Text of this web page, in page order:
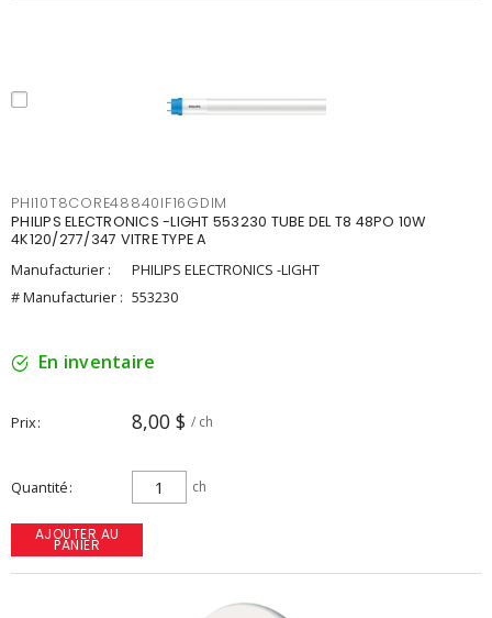
PHI10T8CORE48840IF16GDIM
PHILIPS ELECTRONICS -LIGHT 553230 TUBE DEL T8 48PO 10W
4K120/277/347 VITRE TYPE A
Manufacturier :
PHILIPS ELECTRONICS -LIGHT
# Manufacturier : 553230
En inventaire
Prix 8,00 $ / ch
Quantité ch
AJOUTER AU
PANIER